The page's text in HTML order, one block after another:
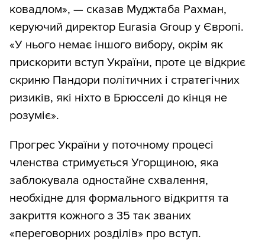
ковадлом», — сказав Муджтаба Рахман,
керуючий директор Eurasia Group у Європі.
«У нього немає іншого вибору, окрім як
прискорити вступ України, проте це відкриє
скриню Пандори політичних і стратегічних
ризиків, які ніхто в Брюсселі до кінця не
розуміє».
Прогрес України у поточному процесі
членства стримується Угорщиною, яка
заблокувала одностайне схвалення,
необхідне для формального відкриття та
закриття кожного з 35 так званих
«переговорних розділів» про вступ.